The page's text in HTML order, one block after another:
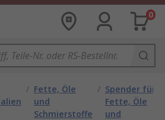
0
/ Fette, Öle
und
Schmierstoffe
/ Spender für
Fette, Öle
und